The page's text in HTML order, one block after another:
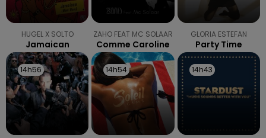
HUGEL X SOLTO
Jamaican
ZAHO FEAT MC SOLAAR
Comme Caroline
GLORIA ESTEFAN
Party Time
14h56
14h56 14h54
14h54 14h43
14h43